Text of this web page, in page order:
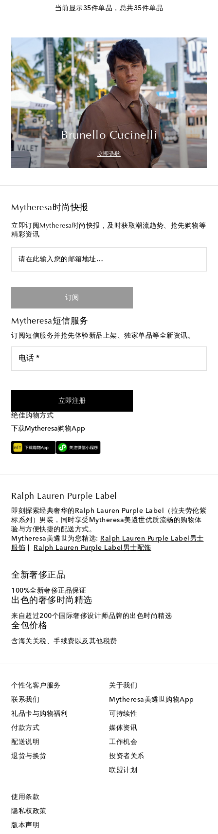
当前显示35件单品，总共35件单品
Brunello Cucinelli
立即选购
Mytheresa时尚快报
立即订阅Mytheresa时尚快报，及时获取潮流趋势、抢先购物等
精彩资讯
请在此输入您的邮箱地址…
订阅
Mytheresa短信服务
订阅短信服务并抢先体验新品上架、独家单品等全新资讯。
电话 *
立即注册
绝佳购物方式
下载Mytheresa购物App
Ralph Lauren Purple Label
即刻探索经典奢华的Ralph Lauren Purple Label（拉夫劳伦紫
标系列）男装，同时享受Mytheresa美遴世优质流畅的购物体
验与方便快捷的配送方式。
Mytheresa美遴世为您精选: Ralph Lauren Purple Label男士
服饰
Ralph Lauren Purple Label男士配饰
全新奢侈正品
100%全新奢侈正品保证
出色的奢侈时尚精选
来自超过200个国际奢侈设计师品牌的出色时尚精选
全包价格
含海关关税、手续费以及其他税费
个性化客户服务
联系我们
礼品卡与购物福利
付款方式
配送说明
退货与换货
关于我们
Mytheresa美遴世购物App
可持续性
媒体资讯
工作机会
投资者关系
联盟计划
使用条款
隐私权政策
版本声明